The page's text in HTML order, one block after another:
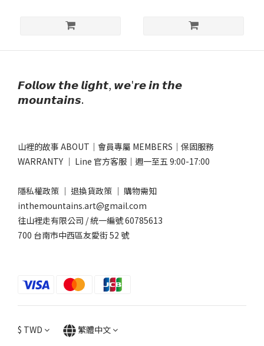
𝙁𝙤𝙡𝙡𝙤𝙬 𝙩𝙝𝙚 𝙡𝙞𝙜𝙝𝙩, 𝙬𝙚'𝙧𝙚 𝙞𝙣 𝙩𝙝𝙚
𝙢𝙤𝙪𝙣𝙩𝙖𝙞𝙣𝙨.
山裡的故事 ABOUT ｜ 會員專屬 MEMBERS ｜ 保固服務
WARRANTY ｜ Line 官方客服 ｜週一至五 9:00-17:00​
隱私權政策 ｜ 退換貨政策 ｜ 購物需知
inthemountains.art@gmail.com
往山裡走有限公司 / 統一編號 60785613
700 台南市中西區友愛街 52 號
$ TWD 繁體中文